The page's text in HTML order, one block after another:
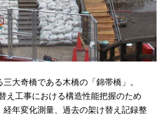
大奇橋である木橋の「錦帯橋」。
え工事における構造性能把握のため
経年変化測量、過去の架け替え記録整